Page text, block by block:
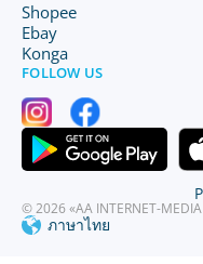
Shopee
Ebay
Konga
FOLLOW US
© 2026 «AA INTERNET-MEDIA
ภาษาไทย